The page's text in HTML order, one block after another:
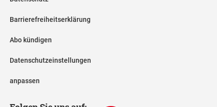
Barrierefreiheitserklärung
Abo kündigen
Datenschutzeinstellungen
anpassen